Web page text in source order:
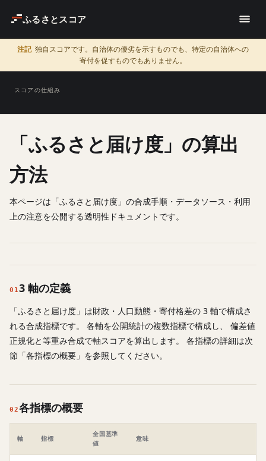
ふるさとスコア
注記 独自スコアです。自治体の優劣を示すものでも、特定の自治体への
寄付を促すものでもありません。
スコアの仕組み
「ふるさと届け度」の算出
方法
本ページは「ふるさと届け度」の合成手順・データソース・利用
上の注意を公開する透明性ドキュメントです。
013 軸の定義
「ふるさと届け度」は財政・人口動態・寄付格差の 3 軸で構成さ
れる合成指標です。 各軸を公開統計の複数指標で構成し、 偏差値
正規化と等重み合成で軸スコアを算出します。 各指標の詳細は次
節「各指標の概要」を参照してください。
02各指標の概要
軸 指標
全国基準
値
意味